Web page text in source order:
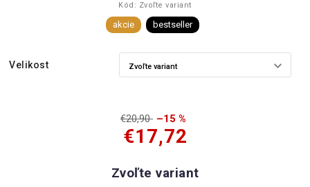
Kód: Zvoľte variant
akcie bestseller
Velikost
€20,90 –15 %
€17,72
Zvoľte variant